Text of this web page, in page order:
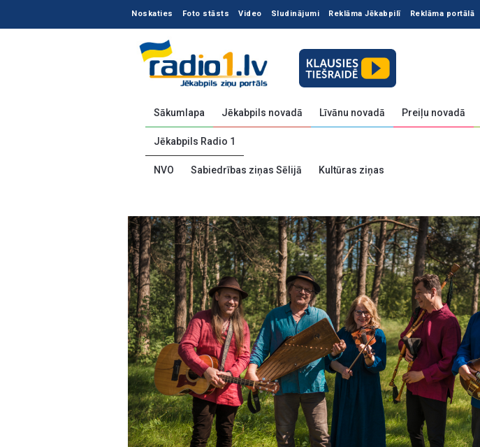
Noskaties Foto stāsts Video Sludinājumi Reklāma Jēkabpilī Reklāma portālā
Sākumlapa Jēkabpils novadā Līvānu novadā Preiļu novadā
Jēkabpils Radio 1
NVO Sabiedrības ziņas Sēlijā Kultūras ziņas